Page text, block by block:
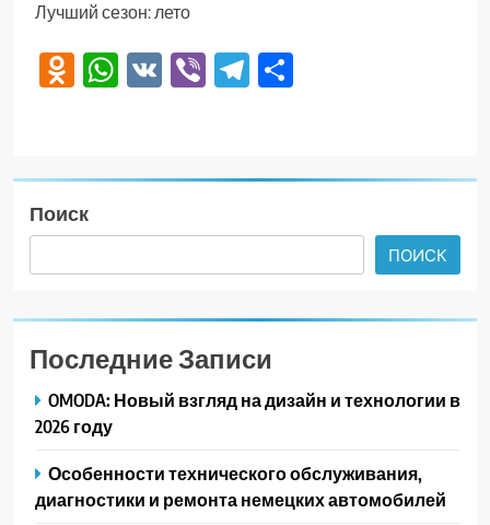
Лучший сезон: лето
Odnoklassniki
WhatsApp
VK ViberTelegram
Поиск
ПОИСК
Последние Записи
OMODA: Новый взгляд на дизайн и технологии в
2026 году
Особенности технического обслуживания,
диагностики и ремонта немецких автомобилей